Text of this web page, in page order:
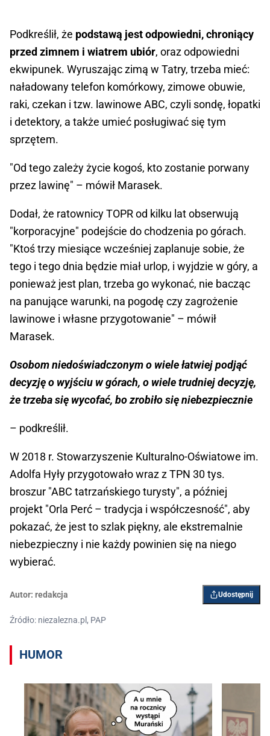
Podkreślił, że podstawą jest odpowiedni, chroniący
przed zimnem i wiatrem ubiór, oraz odpowiedni
ekwipunek. Wyruszając zimą w Tatry, trzeba mieć:
naładowany telefon komórkowy, zimowe obuwie,
raki, czekan i tzw. lawinowe ABC, czyli sondę, łopatki
i detektory, a także umieć posługiwać się tym
sprzętem.
"Od tego zależy życie kogoś, kto zostanie porwany
przez lawinę" – mówił Marasek.
Dodał, że ratownicy TOPR od kilku lat obserwują
"korporacyjne" podejście do chodzenia po górach.
"Ktoś trzy miesiące wcześniej zaplanuje sobie, że
tego i tego dnia będzie miał urlop, i wyjdzie w góry, a
ponieważ jest plan, trzeba go wykonać, nie bacząc
na panujące warunki, na pogodę czy zagrożenie
lawinowe i własne przygotowanie" – mówił
Marasek.
Osobom niedoświadczonym o wiele łatwiej podjąć
decyzję o wyjściu w górach, o wiele trudniej decyzję,
że trzeba się wycofać, bo zrobiło się niebezpiecznie
– podkreślił.
W 2018 r. Stowarzyszenie Kulturalno-Oświatowe im.
Adolfa Hyły przygotowało wraz z TPN 30 tys.
broszur "ABC tatrzańskiego turysty", a później
projekt "Orla Perć – tradycja i współczesność", aby
pokazać, że jest to szlak piękny, ale ekstremalnie
niebezpieczny i nie każdy powinien się na niego
wybierać.
Autor: redakcja Udostępnij
Źródło: niezalezna.pl, PAP
HUMOR